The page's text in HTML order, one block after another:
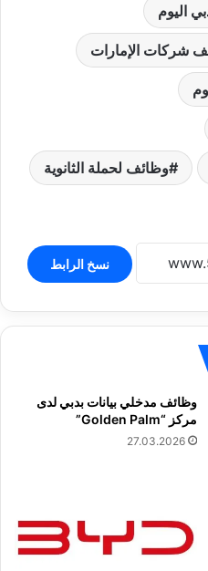
اليوم
شركات الإمارات
وظائف لحملة الثانوية
نسخ الرابط
وظائف مدخلي بيانات بدبي لدى
مركز “Golden Palm”
27.03.2026